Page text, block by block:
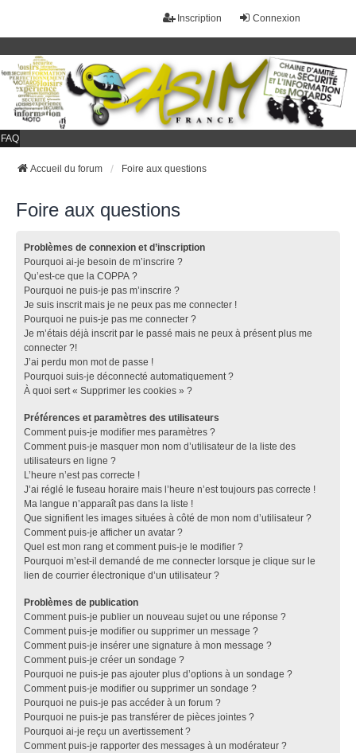
Connexion
Inscription
FAQ
Accueil du forum Foire aux questions
Foire aux questions
Problèmes de connexion et d’inscription
Pourquoi ai-je besoin de m’inscrire ?
Qu’est-ce que la COPPA ?
Pourquoi ne puis-je pas m’inscrire ?
Je suis inscrit mais je ne peux pas me connecter !
Pourquoi ne puis-je pas me connecter ?
Je m’étais déjà inscrit par le passé mais ne peux à présent plus me
connecter ?!
J’ai perdu mon mot de passe !
Pourquoi suis-je déconnecté automatiquement ?
À quoi sert « Supprimer les cookies » ?
Préférences et paramètres des utilisateurs
Comment puis-je modifier mes paramètres ?
Comment puis-je masquer mon nom d’utilisateur de la liste des
utilisateurs en ligne ?
L’heure n’est pas correcte !
J’ai réglé le fuseau horaire mais l’heure n’est toujours pas correcte !
Ma langue n’apparaît pas dans la liste !
Que signifient les images situées à côté de mon nom d’utilisateur ?
Comment puis-je afficher un avatar ?
Quel est mon rang et comment puis-je le modifier ?
Pourquoi m’est-il demandé de me connecter lorsque je clique sur le
lien de courrier électronique d’un utilisateur ?
Problèmes de publication
Comment puis-je publier un nouveau sujet ou une réponse ?
Comment puis-je modifier ou supprimer un message ?
Comment puis-je insérer une signature à mon message ?
Comment puis-je créer un sondage ?
Pourquoi ne puis-je pas ajouter plus d’options à un sondage ?
Comment puis-je modifier ou supprimer un sondage ?
Pourquoi ne puis-je pas accéder à un forum ?
Pourquoi ne puis-je pas transférer de pièces jointes ?
Pourquoi ai-je reçu un avertissement ?
Comment puis-je rapporter des messages à un modérateur ?